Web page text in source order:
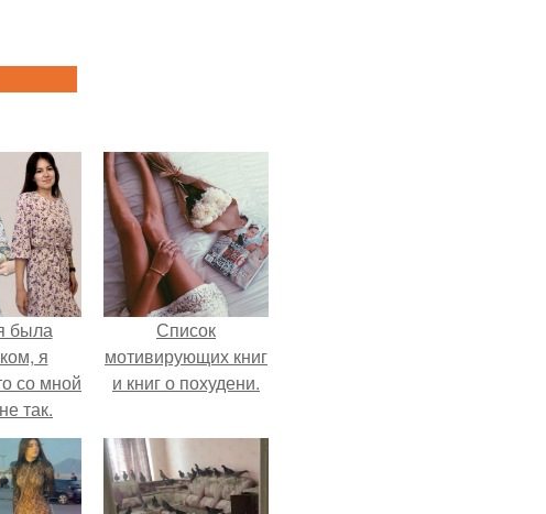
была
я
со мной
так.
Список
мотивирующих книг
и книг о похудени.